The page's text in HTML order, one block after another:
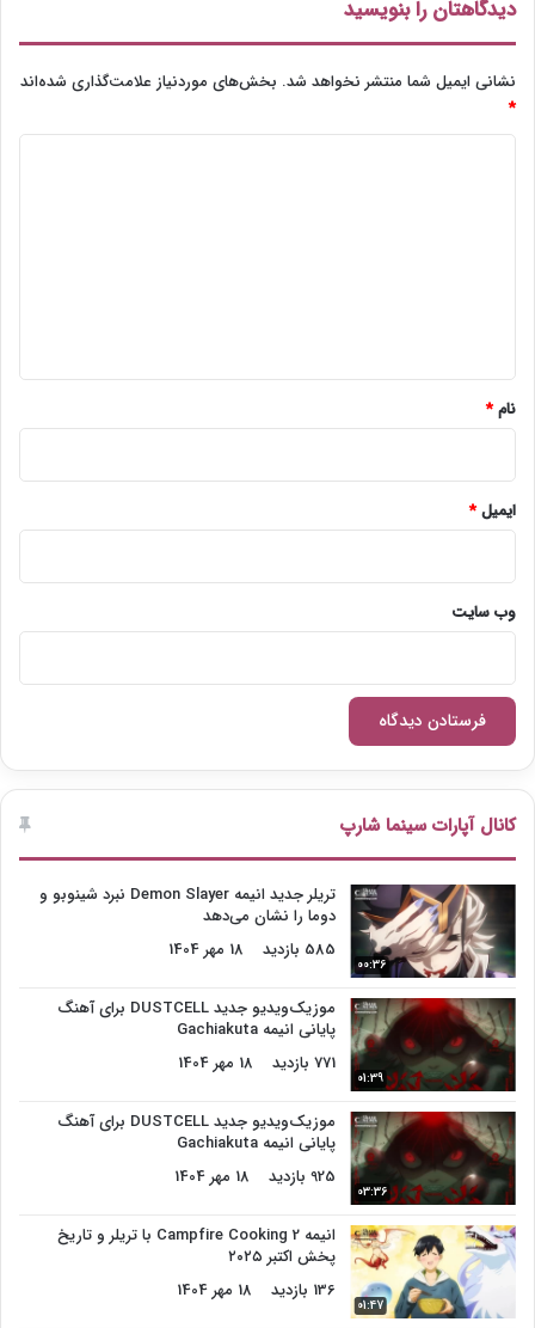
ن
ی
د
ی
ی
ت
دیدگاهتان را بنویسید
نشانی ایمیل شما منتشر نخواهد شد. بخش‌های موردنیاز علامت‌گذاری شده‌اند
*
نام*
ایمیل*
وب‌ سایت
کانال آپارات سینما شارپ
00:36
تریلر جدید انیمه Demon Slayer نبرد شینوبو و
دوما را نشان می‌دهد
585 بازدید
18 مهر 1404
01:39
موزیک‌ویدیو جدید DUSTCELL برای آهنگ
پایانی انیمه Gachiakuta
771 بازدید
18 مهر 1404
03:36
موزیک‌ویدیو جدید DUSTCELL برای آهنگ
پایانی انیمه Gachiakuta
925 بازدید
18 مهر 1404
01:47
انیمه Campfire Cooking 2 با تریلر و تاریخ
پخش اکتبر ۲۰۲۵
136 بازدید
18 مهر 1404